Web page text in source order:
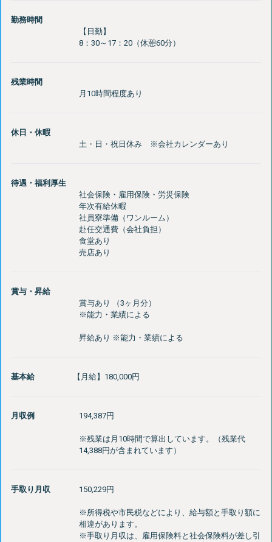
勤務時間
【日勤】
残業時間
休日・休暇
待遇・福利厚生
社会保険・雇用保険・労災保険
年次有給休暇
社員寮準備（ワンルーム）
赴任交通費（会社負担）
食堂あり
賞与・昇給
賞与あり （3ヶ月分）
基本給 【月給】180,000円
月収例 194,387円
※残業は月10時間で算出しています。（残業代
手取り月収 150,229円
※所得税や市民税などにより、給与額と手取り額に
相違があります。
※手取り月収は、雇用保険料と社会保険料が差し引